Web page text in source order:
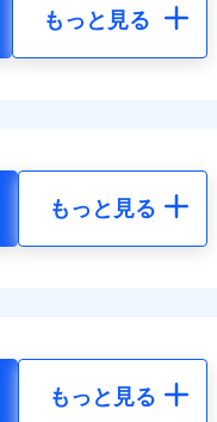
もっと見る
もっと見る
もっと見る